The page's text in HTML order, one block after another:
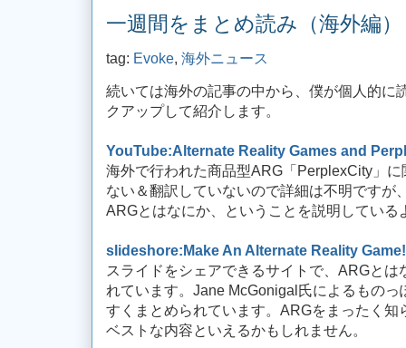
一週間をまとめ読み（海外編）
tag: Evoke, 海外ニュース
続いては海外の記事の中から、僕が個人的に
クアップして紹介します。
YouTube:Alternate Reality Games and
海外で行われた商品型ARG「PerplexCity」
ない＆翻訳していないので詳細は不明ですが
ARGとはなにか、ということを説明している
slideshore:Make An Alternate Reality Game!
スライドをシェアできるサイトで、ARGと
れています。Jane McGonigal氏によるもの
すくまとめられています。ARGをまったく知
ベストな内容といえるかもしれません。